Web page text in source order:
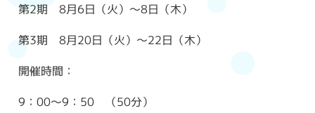
第2期 8月6日（火）～8日（木）
第3期 8月20日（火）～22日（木）
開催時間：
9：00～9：50 （50分）